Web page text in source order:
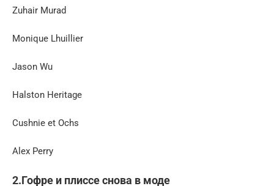
Zuhair Murad
Monique Lhuillier
Jason Wu
Halston Heritage
Cushnie et Ochs
Alex Perry
2.Гофре и плиссе снова в моде